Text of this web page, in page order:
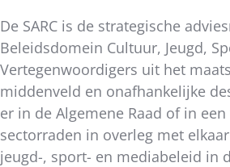
De SARC is de strategische
Beleidsdomein Cultuur, Jeugd,
Vertegenwoordigers uit het
middenveld en onafhankelijke
er in de Algemene Raad of in
sectorraden in overleg met
jeugd-, sport- en mediabeleid in